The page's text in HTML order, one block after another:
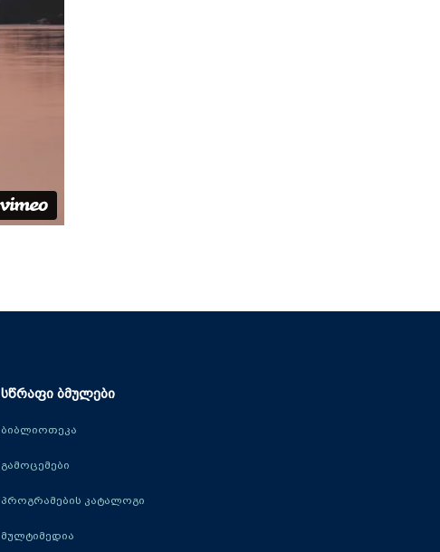
სწრაფი ბმულები
ბიბლიოთეკა
გამოცემები
პროგრამების კატალოგი
მულტიმედია